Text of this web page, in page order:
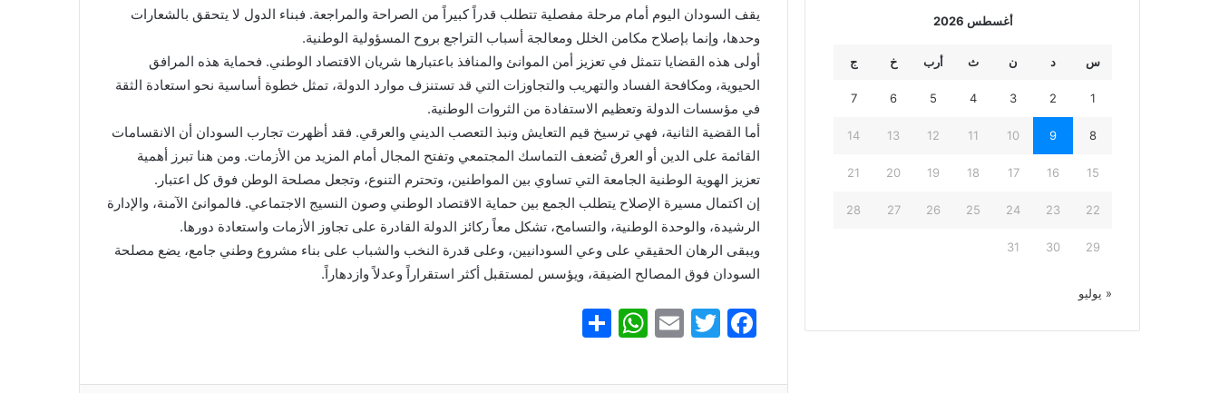
يقف السودان اليوم أمام مرحلة مفصلية تتطلب قدراً كبيراً من الصراحة والمراجعة. فبناء الدول لا يتحقق بالشعارات
وحدها، وإنما بإصلاح مكامن الخلل ومعالجة أسباب التراجع بروح المسؤولية الوطنية.
أولى هذه القضايا تتمثل في تعزيز أمن الموانئ والمنافذ باعتبارها شريان الاقتصاد الوطني. فحماية هذه المرافق
الحيوية، ومكافحة الفساد والتهريب والتجاوزات التي قد تستنزف موارد الدولة، تمثل خطوة أساسية نحو استعادة الثقة
في مؤسسات الدولة وتعظيم الاستفادة من الثروات الوطنية.
أما القضية الثانية، فهي ترسيخ قيم التعايش ونبذ التعصب الديني والعرقي. فقد أظهرت تجارب السودان أن الانقسامات
القائمة على الدين أو العرق تُضعف التماسك المجتمعي وتفتح المجال أمام المزيد من الأزمات. ومن هنا تبرز أهمية
تعزيز الهوية الوطنية الجامعة التي تساوي بين المواطنين، وتحترم التنوع، وتجعل مصلحة الوطن فوق كل اعتبار.
إن اكتمال مسيرة الإصلاح يتطلب الجمع بين حماية الاقتصاد الوطني وصون النسيج الاجتماعي. فالموانئ الآمنة، والإدارة
الرشيدة، والوحدة الوطنية، والتسامح، تشكل معاً ركائز الدولة القادرة على تجاوز الأزمات واستعادة دورها.
ويبقى الرهان الحقيقي على وعي السودانيين، وعلى قدرة النخب والشباب على بناء مشروع وطني جامع، يضع مصلحة
السودان فوق المصالح الضيقة، ويؤسس لمستقبل أكثر استقراراً وعدلاً وازدهاراً.
F
c
T
itt
E
ai
W
at
ar
أغسطس 2026
س د ن ث أرب خ ج
1
2
3
4
5
6
7
8
9
10
11
12
13
14
15
16
17
18
19
20
21
22
23
24
25
26
27
28
29
30
31
« يوليو